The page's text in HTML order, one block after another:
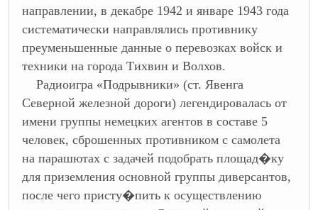
направлении, в декабре 1942 и январе 1943 года
систематически направлялись противнику
преуменьшенные данные о перевозках войск и
техники на города Тихвин и Волхов.
Радиоигра «Подрывники» (ст. Явенга
Северной железной дороги) легендировалась от
имени группы немецких агентов в составе 5
человек, сброшенных противником с самолета
на парашютах с задачей подобрать площад�ку
для приземления основной группы диверсантов,
после чего присту�пить к осуществлению